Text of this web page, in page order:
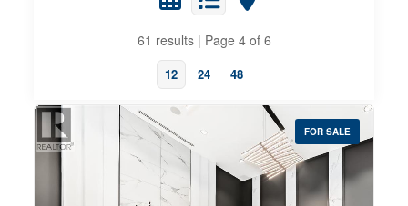
61 results | Page 4 of 6
12 24 48
Property Type
FOR SALE